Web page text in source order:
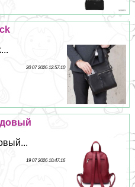
20 07 2026 12:57:10
19 07 2026 10:47:16